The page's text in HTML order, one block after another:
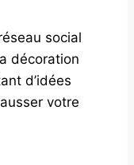
social
décoration
d’idées
votre